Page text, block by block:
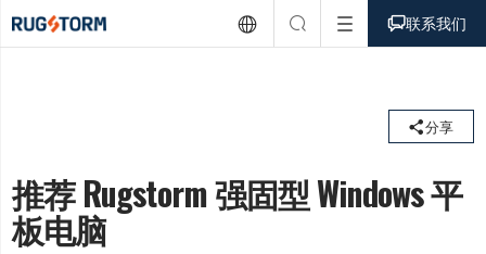
  联系我们
分享
推荐 Rugstorm 强固型 Windows 平
板电脑